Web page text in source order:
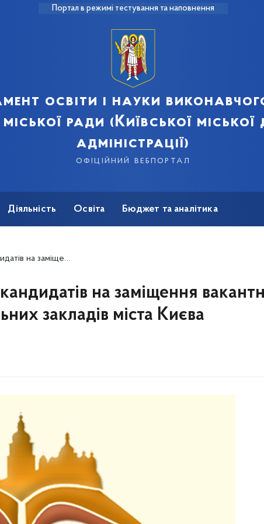
Портал в режимі тестування та наповнення
освіти і науки
міської ради (Київської
адміністрації)
офіційний вебпортал
Діяльність Освіта Бюджет та аналітика
навчальних закладів міста Києва
на заміщення
закладів міста Києва